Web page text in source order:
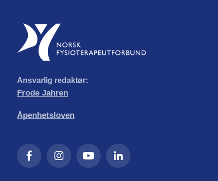
Ansvarlig redaktør:
Frode Jahren
Åpenhetsloven